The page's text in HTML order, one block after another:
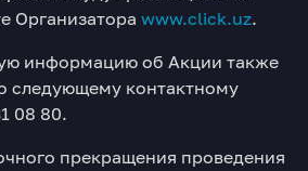
Организатора www.click.uz.
информацию об Акции также
следующему контактному
08 80.
прекращения проведения